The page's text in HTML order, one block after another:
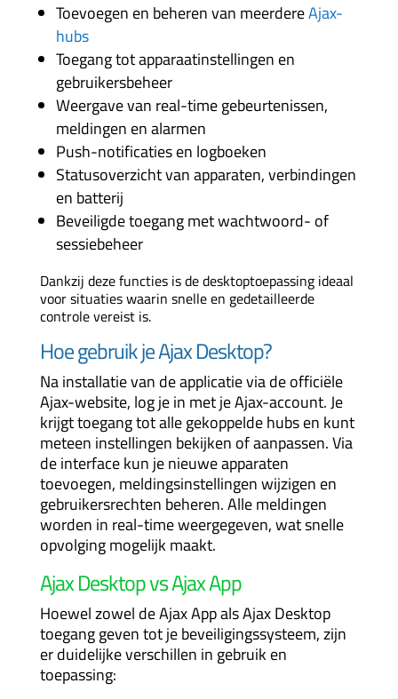
Toevoegen en beheren van meerdereAjax-
hubs
Toegang tot apparaatinstellingen en
gebruikersbeheer
Weergave van real-time gebeurtenissen,
meldingen en alarmen
Push-notificaties en logboeken
Statusoverzicht van apparaten, verbindingen
en batterij
Beveiligde toegang met wachtwoord- of
sessiebeheer
Dankzij deze functies is de desktoptoepassing ideaal
voor situaties waarin snelle en gedetailleerde
controle vereist is.
Hoe gebruik je Ajax Desktop?
Na installatie van de applicatie via de officiële
Ajax-website, log je in met je Ajax-account. Je
krijgt toegang tot alle gekoppelde hubs en kunt
meteen instellingen bekijken of aanpassen. Via
de interface kun je nieuwe apparaten
toevoegen, meldingsinstellingen wijzigen en
gebruikersrechten beheren. Alle meldingen
worden in real-time weergegeven, wat snelle
opvolging mogelijk maakt.
Ajax Desktop vs Ajax App
Hoewel zowel de Ajax App als Ajax Desktop
toegang geven tot je beveiligingssysteem, zijn
er duidelijke verschillen in gebruik en
toepassing: